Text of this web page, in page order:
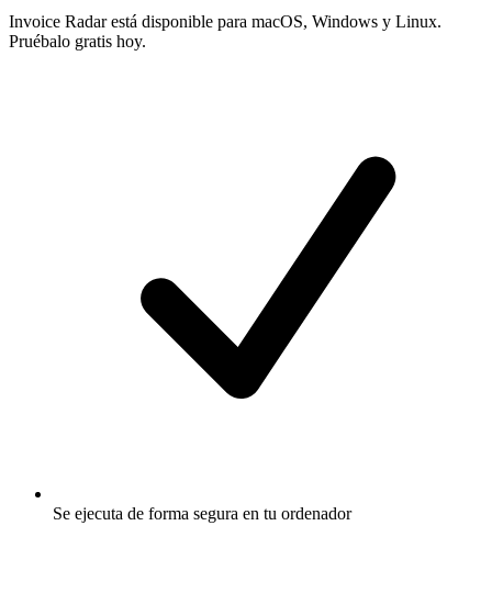
Invoice Radar está disponible para macOS, Windows y Linux.
Pruébalo gratis hoy.
Se ejecuta de forma segura en tu ordenador